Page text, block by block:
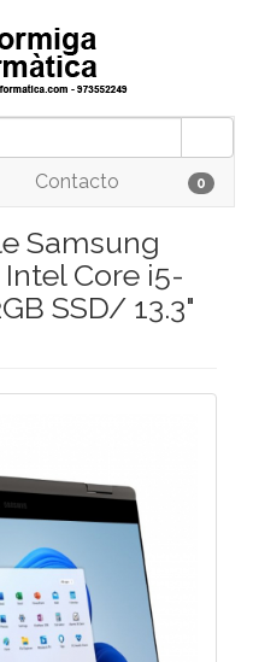
Contacto 0
Samsung
Core i5-
SSD/ 13.3"